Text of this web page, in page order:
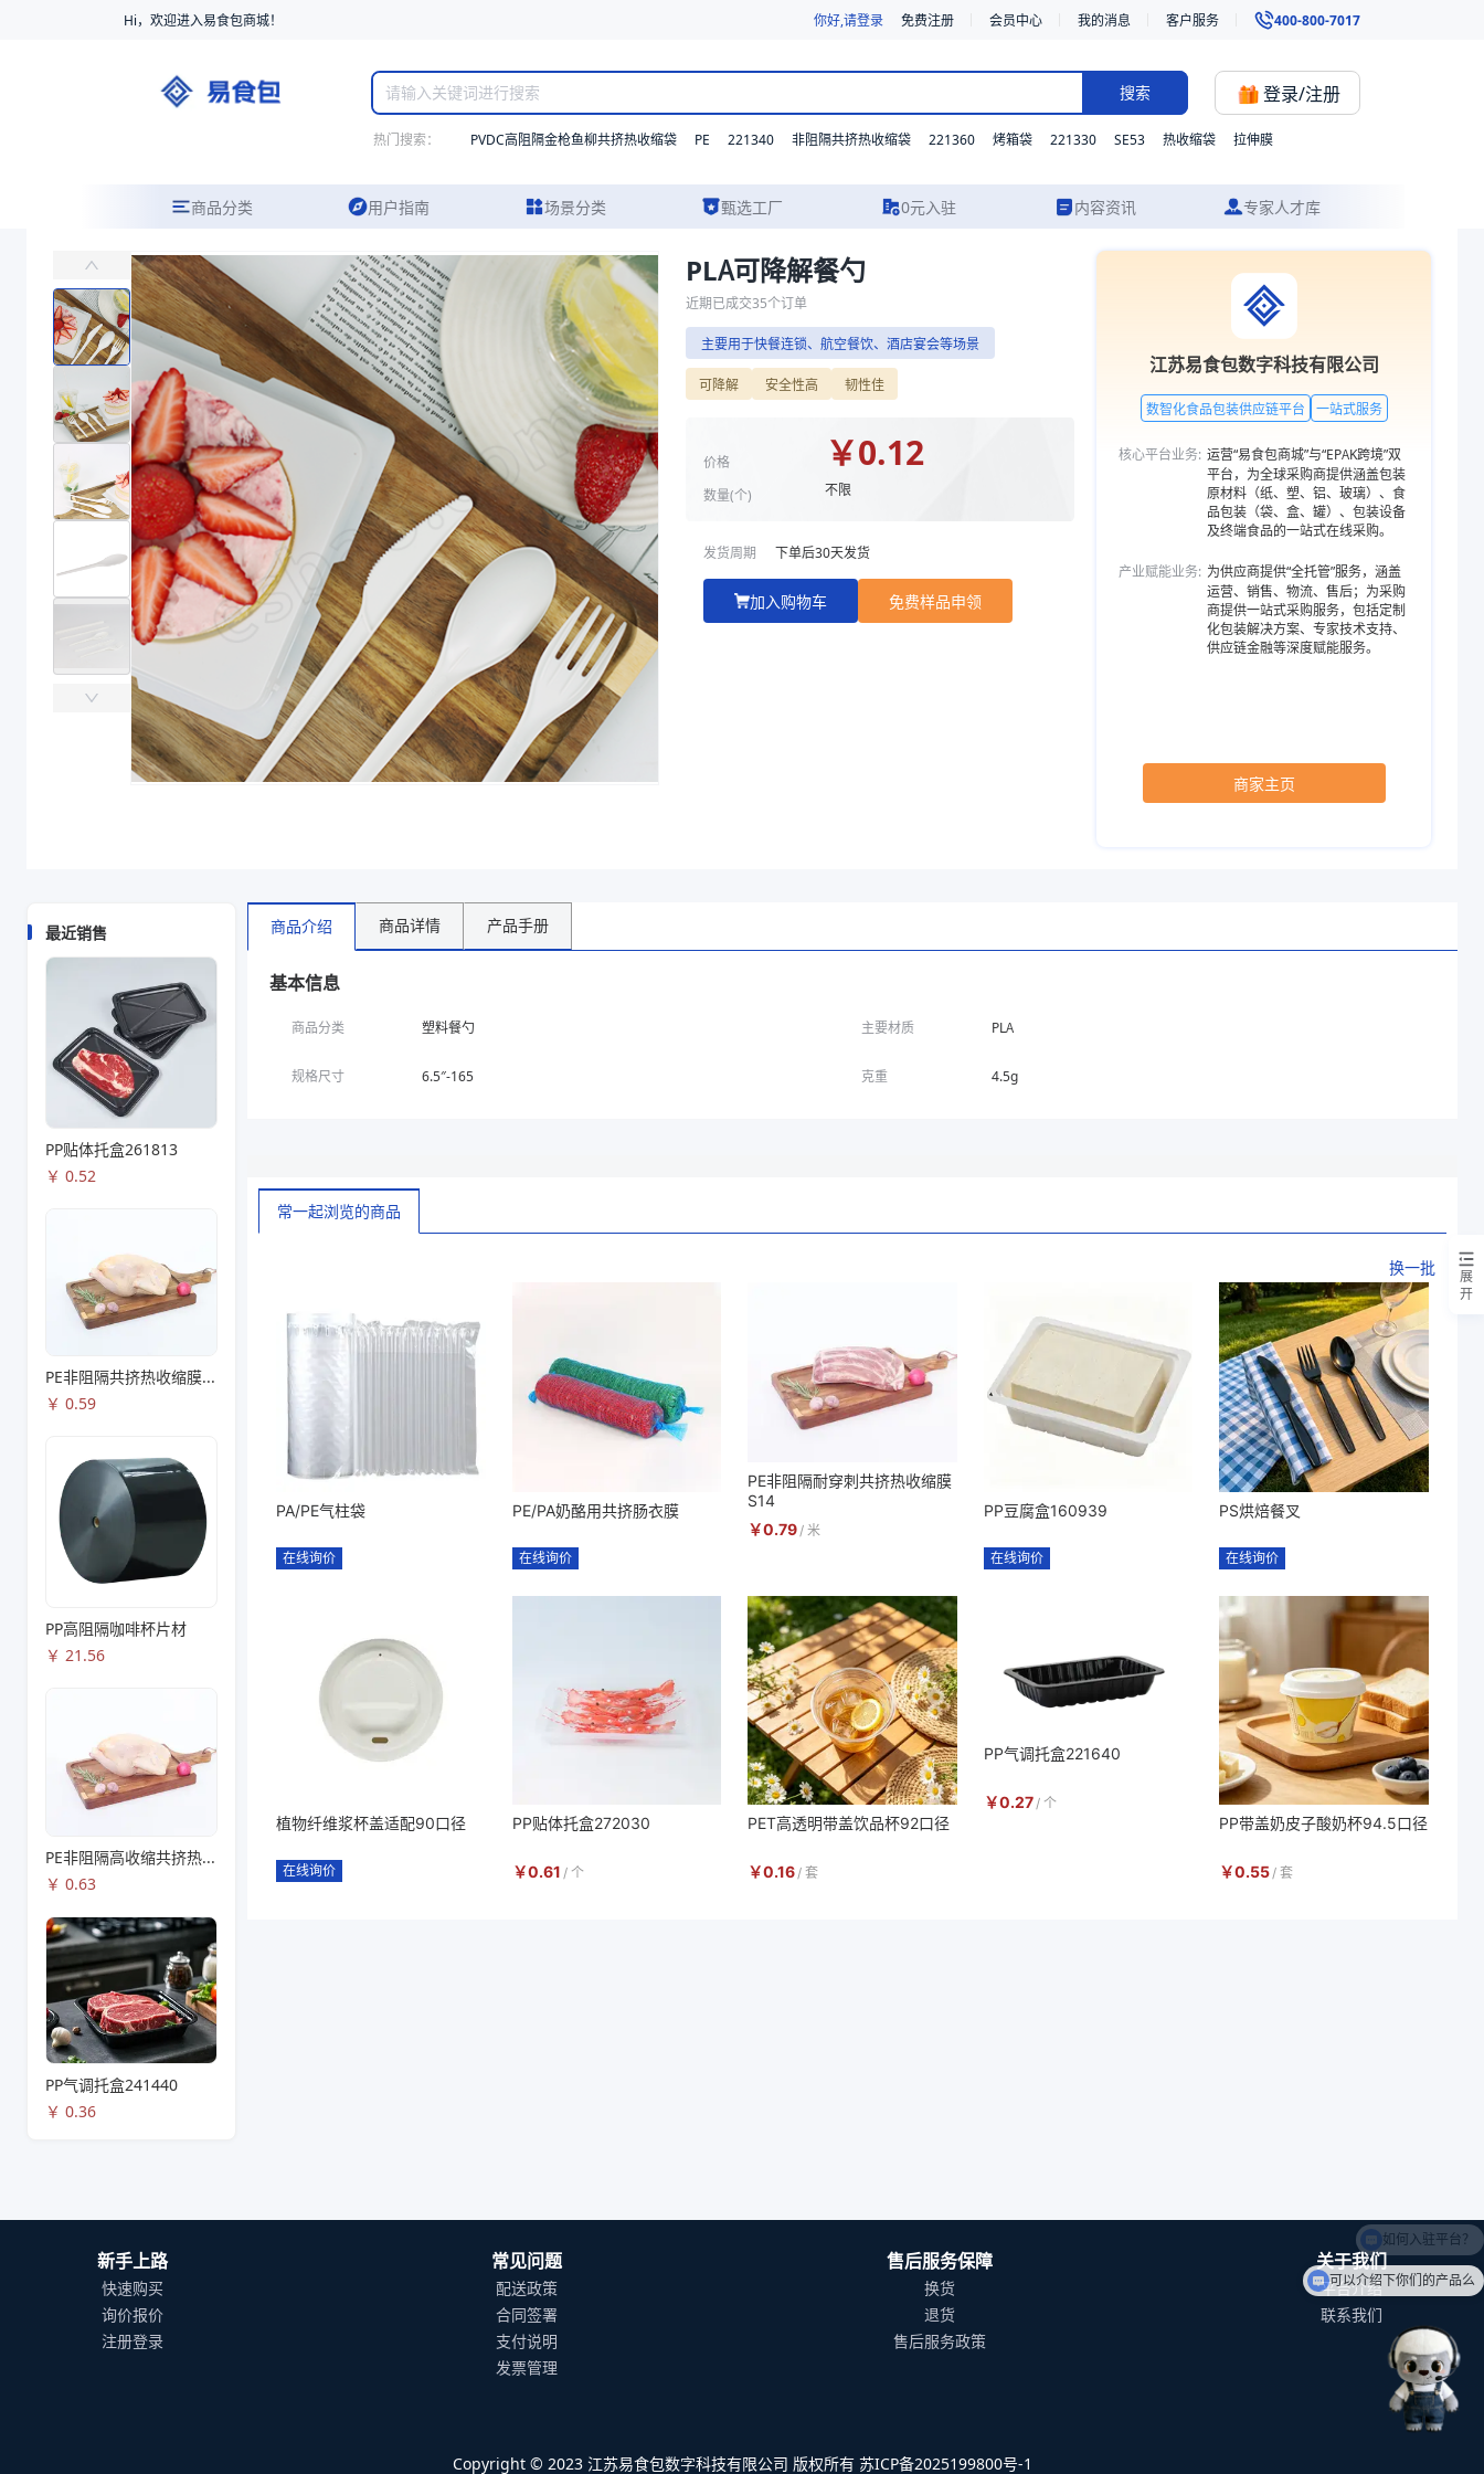
Hi，欢迎进入易食包商城！ 你好,请登录 免费注册 会员中心 我的消息 客户服务 400-800-7017
搜索 登录/注册
热门搜索： PVDC高阻隔金枪鱼柳共挤热收缩袋 PE 221340 非阻隔共挤热收缩袋 221360 烤箱袋 221330 SE53 热收缩袋 拉伸膜
商品分类 用户指南 场景分类 甄选工厂 0元入驻 内容资讯 专家人才库
主要用于快餐连锁、航空餐饮、酒店宴会等场景
易食包（EPAK）专注于PLA可降解餐勺包装，提供详尽的规格参数、实物图片及报价参考，主要用于快餐连锁、航空餐饮、酒店宴会等场景。我们支持材质、型号与功能的灵活定制，并提供从方案设计到成品交付的一
产品卖点：可降解、安全性高、韧性佳
应用场景：主要用于快餐连锁、航空餐饮、酒店宴会等场景
￥0.12
商品参数
商品分类
塑料餐勺
PLA
长度（mm）
126
6.5″-165
3
4.5g
本色
主要材质
6.5″-165
4.5g
PLA可降解餐勺
近期已成交35个订单
主要用于快餐连锁、航空餐饮、酒店宴会等场景
可降解 安全性高 韧性佳
价格
数量(个)
￥0.12
不限
发货周期 下单后30天发货
加入购物车 免费样品申领
江苏易食包数字科技有限公司
数智化食品包装供应链平台 一站式服务
核心平台业务: 运营“易食包商城”与“EPAK跨境”双
平台，为全球采购商提供涵盖包装
原材料（纸、塑、铝、玻璃）、食
品包装（袋、盒、罐）、包装设备
及终端食品的一站式在线采购。
产业赋能业务: 为供应商提供“全托管”服务，涵盖
运营、销售、物流、售后；为采购
商提供一站式采购服务，包括定制
化包装解决方案、专家技术支持、
供应链金融等深度赋能服务。
商家主页
最近销售
PP贴体托盒261813
￥ 0.52
PE非阻隔共挤热收缩膜S53
￥ 0.59
PP高阻隔咖啡杯片材
￥ 21.56
PE非阻隔高收缩共挤热收缩膜S83
￥ 0.63
PP气调托盒241440
￥ 0.36
商品介绍 商品详情 产品手册
基本信息
商品分类 塑料餐勺 主要材质 PLA
规格尺寸 6.5″-165 克重 4.5g
常一起浏览的商品
换一批
PA/PE气柱袋
在线询价
PE/PA奶酪用共挤肠衣膜
在线询价
PE非阻隔耐穿刺共挤热收缩膜
S14
￥0.79 /米
PP豆腐盒160939
在线询价
PS烘焙餐叉
在线询价
植物纤维浆杯盖适配90口径
在线询价
PP贴体托盒272030
￥0.61 / 个
PET高透明带盖饮品杯92口径
￥0.16/ 套
PP气调托盒221640
￥0.27/ 个
PP带盖奶皮子酸奶杯94.5口径
￥0.55/ 套
展
开
新手上路
快速购买
询价报价
注册登录
常见问题
配送政策
合同签署
支付说明
发票管理
售后服务保障
换货
退货
售后服务政策
关于我们
平台介绍
联系我们
Copyright © 2023 江苏易食包数字科技有限公司 版权所有 苏ICP备2025199800号-1
可以介绍下你们的产品么